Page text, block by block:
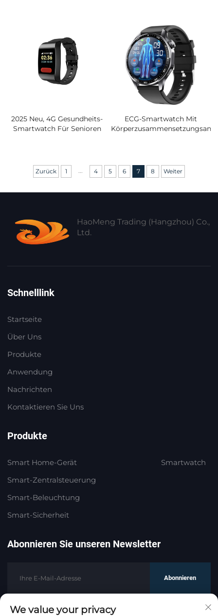
Bildschirmanruf, Gehäuse
Aus Zinklegierung Aus
Metall, Modische
Smartwatches
2025 Neu, 4G Gesundheits-
Smartwatch Für Senioren
Wasserschutz, Intelligenter
Armband
ECG-Smartwatch Mit
Harnsäuretrends, BT-Anruf,
Sturzerkennung
Zurück 1 4 5 6 7 8 Weiter
HaoMeng Trading (Hangzhou) Co.,
Ltd.
Schnelllink
Startseite
Über Uns
Produkte
Anwendung
Nachrichten
Kontaktieren Sie Uns
Produkte
Smart Home-Gerät
Smart-Zentralsteuerung
Smart-Beleuchtung
Smart-Sicherheit
Smartwatch
Abonnieren Sie unseren Newsletter
Abonnieren
We value your privacy